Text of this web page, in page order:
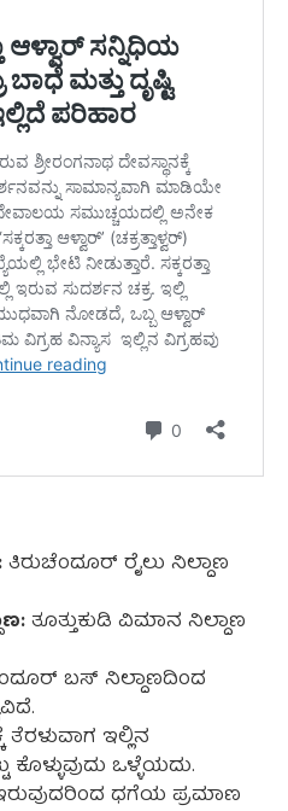
ತಿರುಚೆಂದೂರ್ ರೈಲು ನಿಲ್ದಾಣ
ತೂತ್ತುಕುಡಿ ವಿಮಾನ ನಿಲ್ದಾಣ
ಬಸ್ ನಿಲ್ದಾಣದಿಂದ
ತೆರಳುವಾಗ ಇಲ್ಲಿನ
ಒಳ್ಳೆಯದು.
ಧಗೆಯ ಪ್ರಮಾಣ